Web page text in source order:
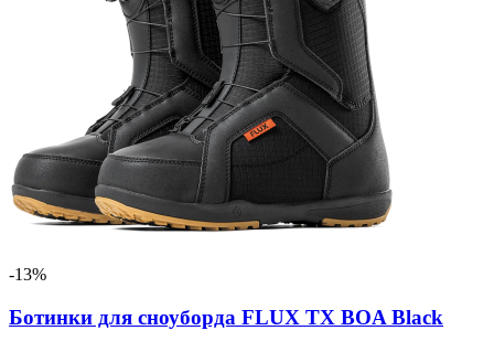
-13%
Ботинки для сноуборда FLUX TX BOA Black